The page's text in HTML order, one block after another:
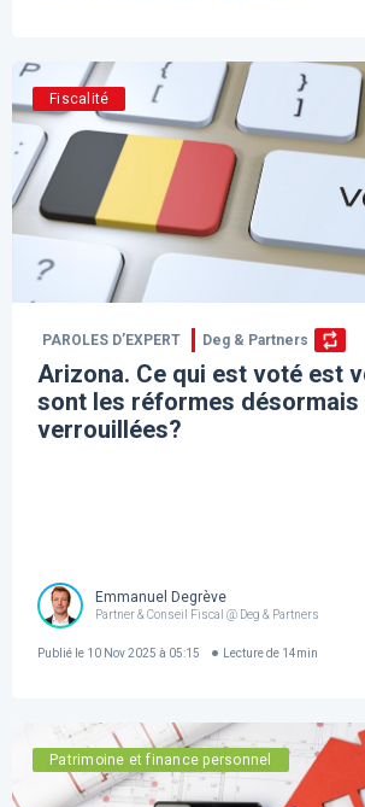
Fiscalité
PAROLES D’EXPERT Deg & Partners
Arizona. Ce qui est voté est
sont les réformes désormais
verrouillées?
Emmanuel Degrève
Partner & Conseil Fiscal @ Deg & Partners
Publié le 10 Nov 2025 à 05:15 Lecture de 14min
Patrimoine et finance personnel